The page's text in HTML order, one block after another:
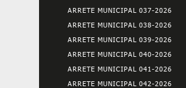
ARRETE MUNICIPAL 037-2026
ARRETE MUNICIPAL 038-2026
ARRETE MUNICIPAL 039-2026
ARRETE MUNICIPAL 040-2026
ARRETE MUNICIPAL 041-2026
ARRETE MUNICIPAL 042-2026